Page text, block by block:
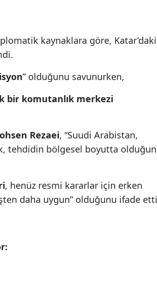
kaynaklara göre, Katar’daki
” olduğunu savunurken,
bir komutanlık merkezi
Rezaei, “Suudi Arabistan,
tehdidin bölgesel boyutta
, henüz resmi kararlar için erken
daha uygun” olduğunu ifade